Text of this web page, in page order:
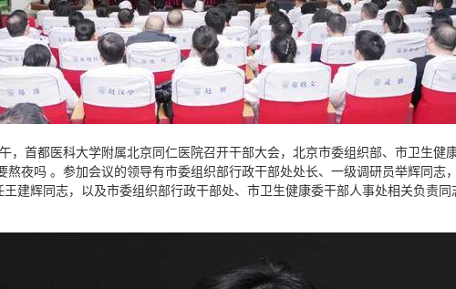
，首都医科大学附属北京同仁医院召开干部大会，北京市委组织部、市卫生健
熬夜吗 。参加会议的领导有市委组织部行政干部处处长、一级调研员举辉同志
建辉同志，以及市委组织部行政干部处、市卫生健康委干部人事处相关负责